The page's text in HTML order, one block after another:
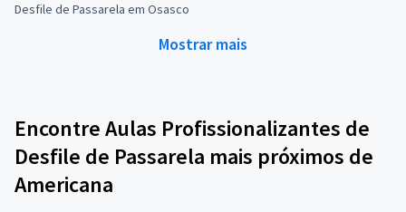
Desfile de Passarela em Osasco
Mostrar mais
Encontre Aulas Profissionalizantes de
Desfile de Passarela mais próximos de
Americana